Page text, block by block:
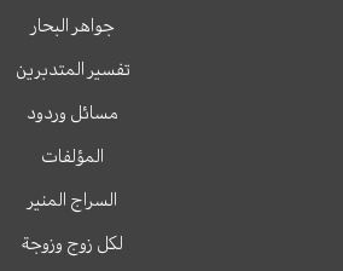
جواهر البحار
تفسير المتدبرين
مسائل وردود
المؤلفات
السراج المنير
لكل زوج وزوجة